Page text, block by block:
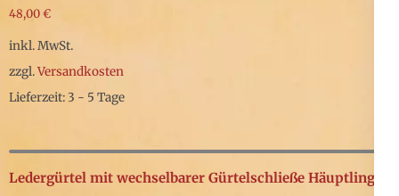
gewählt
werden
mehrere
Varianten
auf.
Die
48,00€
inkl. MwSt.
zzgl.Versandkosten
Lieferzeit: 3 - 5 Tage
Produkt
weist
Ledergürtel mit wechselbarer Gürtelschließe Häuptling